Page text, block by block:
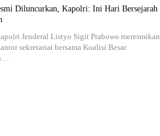
Diluncurkan, Kapolri: Ini Hari Bersejarah
Jenderal Listyo Sigit Prabowo meresmikan
sekretariat bersama Koalisi Besar